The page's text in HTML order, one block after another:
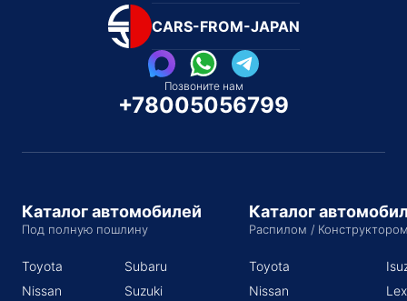
CARS-FROM-JAPAN
Позвоните нам
+78005056799
Каталог автомобилей
Под полную пошлину
Toyota
Nissan
Subaru
Suzuki
Каталог
Распилом /
Toyota
Nissan